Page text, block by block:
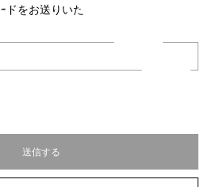
をお送りいたします。